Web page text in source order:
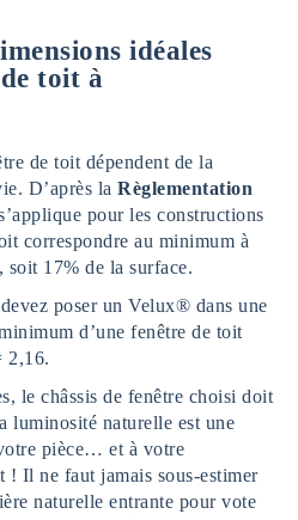
idéales
toit à
de toit dépendent de la
D’après la Règlementation
pour les constructions
correspondre au minimum à
soit 17% de la surface.
poser un Velux® dans une
d’une fenêtre de toit
2,16.
le châssis de fenêtre choisi doit
luminosité naturelle est une
pièce… et à votre
! Il ne faut jamais sous-estimer
naturelle entrante pour vote